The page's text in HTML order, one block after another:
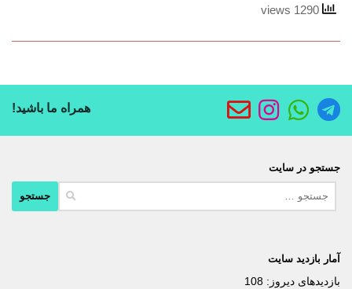
همراه ما باشید!
جستجو در سایت
آمار بازدید سایت
بازدیدهای دیروز: 108